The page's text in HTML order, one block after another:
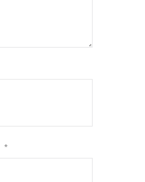
*